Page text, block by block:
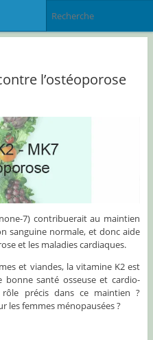
l’ostéoporose
7) contribuerait au maintien
sanguine normale, et donc aide
et les maladies cardiaques.
et viandes, la vitamine K2 est
bonne santé osseuse et cardio-
précis dans ce maintien ?
les femmes ménopausées ?